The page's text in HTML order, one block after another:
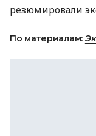
резюмировали
По материалам: